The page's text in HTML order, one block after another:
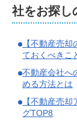
社をお探し
【不動産売
ておくべきこ
不動産会社へ
める方法とは
【不動産売
グTOP8